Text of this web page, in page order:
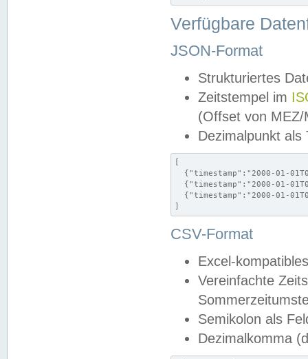
Verfügbare
JSON-Format
Strukturiertes
Zeitstempel im
(Offset von MEZ/
Dezimalpunkt als
[
{"timestamp":"2000-01-
{"timestamp":"2000-01-
{"timestamp":"2000-01-
]
CSV-Format
Excel-
Vereinfachte
Semikolon als
Dezimalkomma